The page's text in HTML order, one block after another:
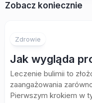
Zobacz koniecznie
Zdrowie
Jak wygląda
Leczenie bulimii to
zaangażowania
Pierwszym krokiem w